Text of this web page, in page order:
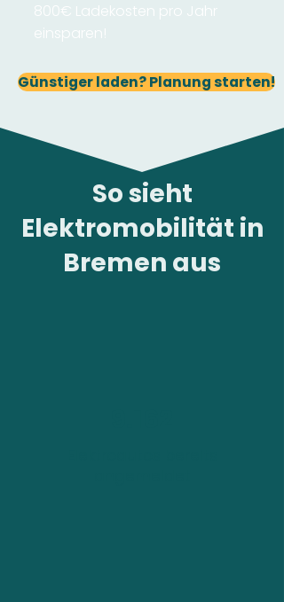
800€ Ladekosten pro Jahr
einsparen!
Günstiger laden? Planung starten!
So sieht
Elektromobilität in
Bremen aus